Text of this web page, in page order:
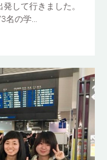
して行きました。
名の学...